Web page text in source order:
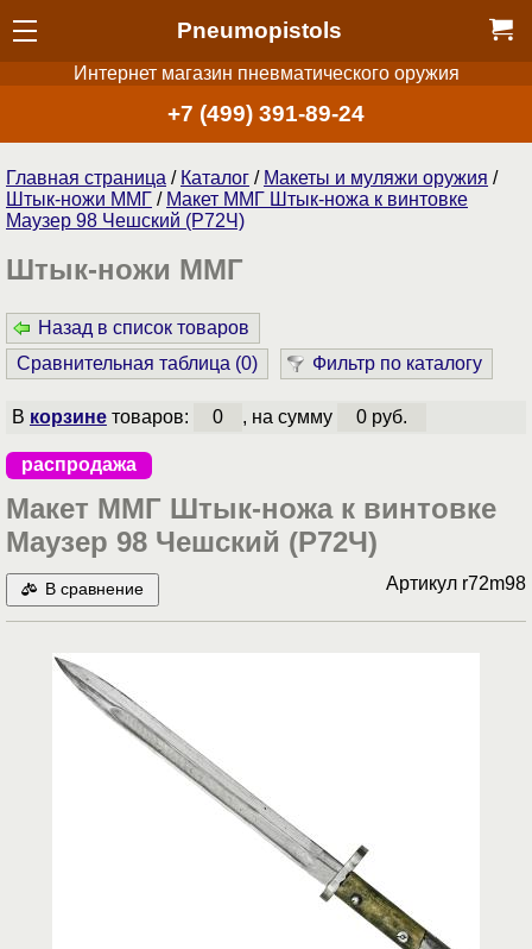
Pneumopistols
Интернет магазин пневматического оружия
+7 (499) 391-89-24
Главная страница / Каталог / Макеты и муляжи оружия /
Штык-ножи ММГ / Макет ММГ Штык-ножа к винтовке
Маузер 98 Чешский (Р72Ч)
Штык-ножи ММГ
Назад в список товаров
Сравнительная таблица (0) Фильтр по каталогу
В корзинетоваров: 0 , на сумму 0 руб.
распродажа
Макет ММГ Штык-ножа к винтовке
Маузер 98 Чешский (Р72Ч)
В сравнение Артикул r72m98